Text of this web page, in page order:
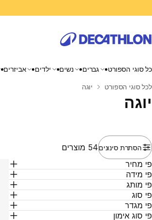
כל סוגי הספורט גברים נשים ילדים אביזרים
בית
לכל סוגי הספורט יוגה
יוגה
הסתרת סינונים54 מוצרים
מחיר
מידה
מותג
סוג
מגדר
סוג אימון